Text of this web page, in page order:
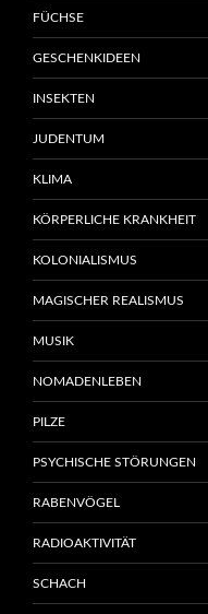
FÜCHSE
GESCHENKIDEEN
INSEKTEN
JUDENTUM
KLIMA
KÖRPERLICHE KRANKHEIT
KOLONIALISMUS
MAGISCHER REALISMUS
MUSIK
NOMADENLEBEN
PILZE
PSYCHISCHE STÖRUNGEN
RABENVÖGEL
RADIOAKTIVITÄT
SCHACH